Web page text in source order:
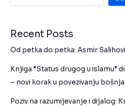
Recent Posts
Od petka do petka: Asmir
Knjiga “Status drugog u islamu”
– novi korak u povezivanju
Poziv na razumijevanje i dijalog: